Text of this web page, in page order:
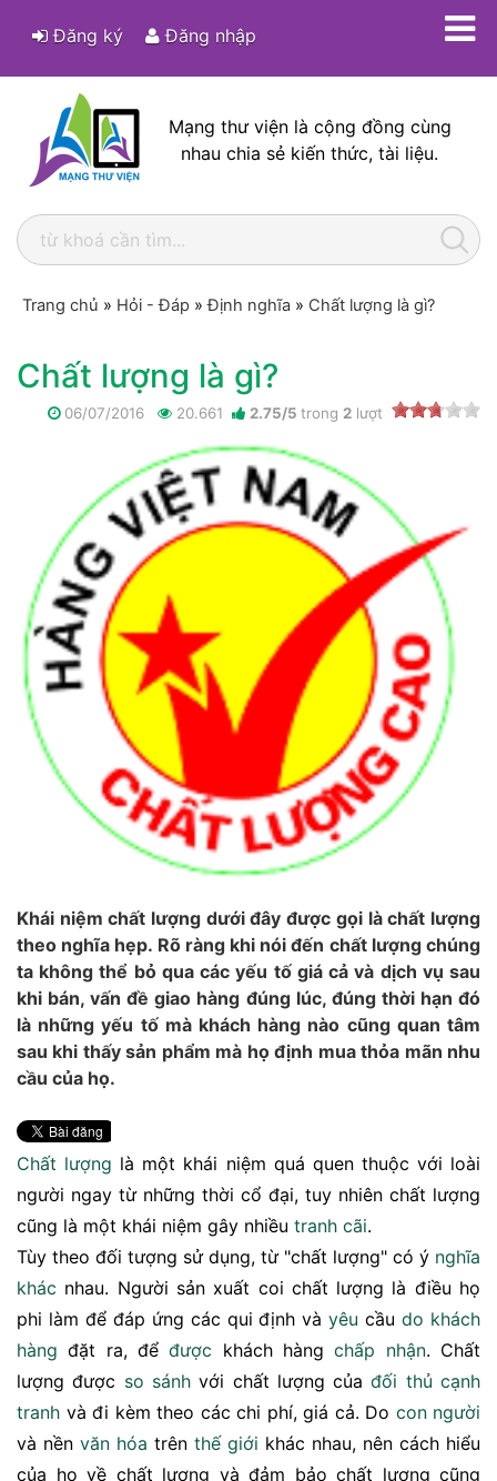
Đăng ký Đăng nhập
Mạng thư viện là cộng đồng cùng
nhau chia sẻ kiến thức, tài liệu.
Trang chủ » Hỏi - Đáp »Định nghĩa » Chất lượng là gì?
Chất lượng là gì?
06/07/2016 20.661 2.75/5 trong 2 lượt
Khái niệm chất lượng dưới đây được gọi là chất lượng
theo nghĩa hẹp. Rõ ràng khi nói đến chất lượng chúng
ta không thể bỏ qua các yếu tố giá cả và dịch vụ sau
khi bán, vấn đề giao hàng đúng lúc, đúng thời hạn đó
là những yếu tố mà khách hàng nào cũng quan tâm
sau khi thấy sản phẩm mà họ định mua thỏa mãn nhu
cầu của họ.
Chất lượng là một khái niệm quá quen thuộc với loài
người ngay từ những thời cổ đại, tuy nhiên chất lượng
cũng là một khái niệm gây nhiều tranh cãi.
Tùy theo đối tượng sử dụng, từ "chất lượng" có ý nghĩa
khác nhau. Người sản xuất coi chất lượng là điều họ
phi làm để đáp ứng các qui định vàyêu cầudo khách
hàng đặt ra, đểđược khách hàngchấp nhận. Chất
lượng được so sánhvới chất lượng củađối thủ cạnh
tranh và đi kèm theo các chi phí, giá cả. Do con người
và nền văn hóa trên thế giới khác nhau, nên cách hiểu
của họ về chất lượng và đảm bảo chất lượng cũng